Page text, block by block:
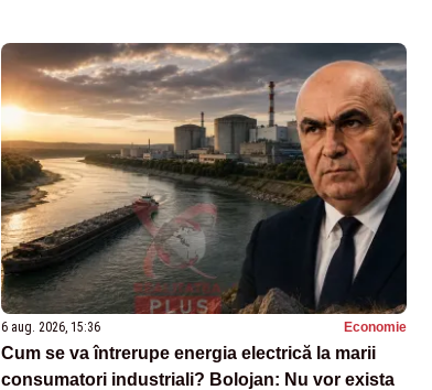
6 aug. 2026, 15:36 Economie
Cum se va întrerupe energia electrică la marii
consumatori industriali? Bolojan: Nu vor exista